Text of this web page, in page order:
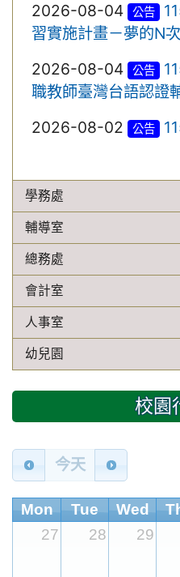
2026-08-04
公告
習實施計畫－夢的N
2026-08-04
公告
職教師臺灣台語認證
2026-08-02
公告
學務處
輔導室
總務處
會計室
人事室
幼兒園
校園
今天
Mon Tue Wed
27
28 29